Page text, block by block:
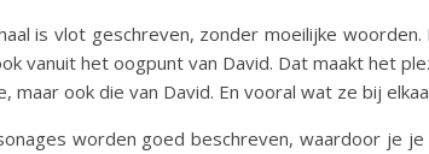
is vlot geschreven, zonder moeilijke
vanuit het oogpunt van David. Dat maakt het
maar ook die van David. En vooral wat ze bij
worden goed beschreven, waardoor je